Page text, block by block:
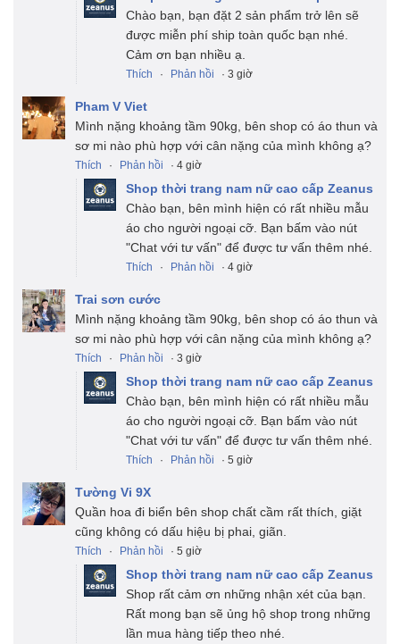
Chào bạn, bạn đặt 2 sản phẩm trở lên sẽ
được miễn phí ship toàn quốc bạn nhé.
Cảm ơn bạn nhiều ạ.
Thích · Phản hồi · 3 giờ
Pham V Viet
Mình nặng khoảng tầm 90kg, bên shop có áo thun và
sơ mi nào phù hợp với cân nặng của mình không ạ?
Thích · Phản hồi · 4 giờ
Shop thời trang nam nữ cao cấp Zeanus
Chào bạn, bên mình hiện có rất nhiều mẫu
áo cho người ngoại cỡ. Bạn bấm vào nút
"Chat với tư vấn" để được tư vấn thêm nhé.
Thích · Phản hồi · 4 giờ
Trai sơn cước
Mình nặng khoảng tầm 90kg, bên shop có áo thun và
sơ mi nào phù hợp với cân nặng của mình không ạ?
Thích · Phản hồi · 3 giờ
Shop thời trang nam nữ cao cấp Zeanus
Chào bạn, bên mình hiện có rất nhiều mẫu
áo cho người ngoại cỡ. Bạn bấm vào nút
"Chat với tư vấn" để được tư vấn thêm nhé.
Thích · Phản hồi · 5 giờ
Tường Vi 9X
Quần hoa đi biển bên shop chất cầm rất thích, giặt
cũng không có dấu hiệu bị phai, giãn.
Thích · Phản hồi · 5 giờ
Shop thời trang nam nữ cao cấp Zeanus
Shop rất cảm ơn những nhận xét của bạn.
Rất mong bạn sẽ ủng hộ shop trong những
lần mua hàng tiếp theo nhé.